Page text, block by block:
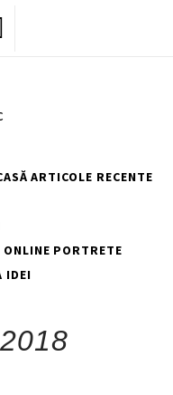
ARTICOLE RECENTE
ONLINE PORTRETE
IDEI